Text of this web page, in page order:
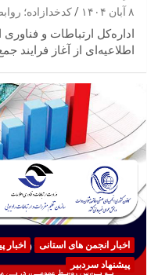
۸ آبان ۱۴۰۴ کدخدازاده؛
اداره‌کل ارتباطات و
اطلاعیه‌ای از آغاز
اخبار انجمن های استانی اخبار
پیشنهاد سردبیر